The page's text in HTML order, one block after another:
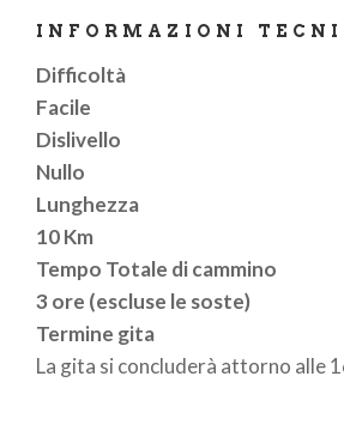
INFORMAZIONI
Difficoltà
Facile
Dislivello
Nullo
Lunghezza
10 Km
Tempo Totale di cammino
3 ore (escluse le soste)
Termine gita
La gita si concluderà attorno alle